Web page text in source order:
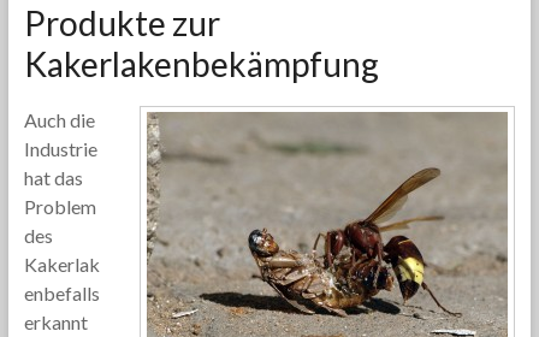
Produkte zur
Kakerlakenbekämpfung
Auch die
Industrie
hat das
Problem
des
Kakerlak
enbefalls
erkannt